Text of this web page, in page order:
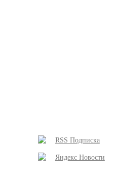
RSS Подписка
Яндекс Новости